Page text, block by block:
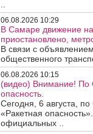
06.08.2026 10:29
В Самаре движение
приостановлено,
В связи с
общественного
06.08.2026 10:15
(видео) Внимание! По
опасность.
Сегодня, 6 августа,
«Ракетная
официальных ..